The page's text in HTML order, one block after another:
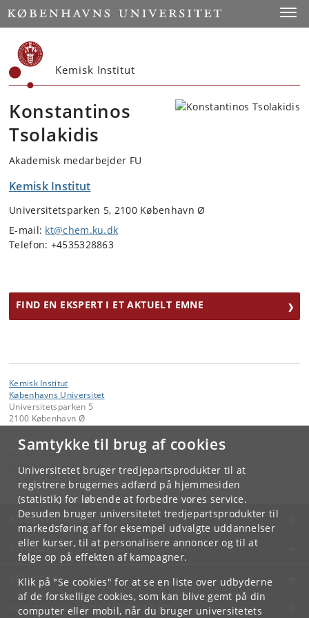
Samtykke til brug af cookies
Universitetet bruger tredjepartsprodukter til at
registrere brugernes adfærd på hjemmesiden
(statistik) for løbende at forbedre vores service.
Desuden bruger universitetet tredjepartsprodukter til
markedsføring af for eksempel udvalgte uddannelser
eller kurser, til at personalisere annoncer og til at
følge op på effekten af kampagner.
Klik på "Se cookies" for at se en liste over udbyderne
af de forskellige cookies, som kan blive gemt på din
computer eller mobil, når du bruger universitetets
Start
Kemisk Institut
Konstantinos
Tsolakidis
Akademisk medarbejder FU
Kemisk Institut
Universitetsparken 5, 2100 København Ø
E-mail: kt@chem.ku.dk
Telefon: +4535328863
FIND EN EKSPERT I ET AKTUELT EMNE
Kemisk Institut
Københavns Universitet
Universitetsparken 5
2100 København Ø
Kontakt:
Administrator
chemadm@chem. ku.dk
KØBENHAVNS UNIVERSITET
KONTAKT
SERVICES
FOR STUDERENDE OG ANSATTE